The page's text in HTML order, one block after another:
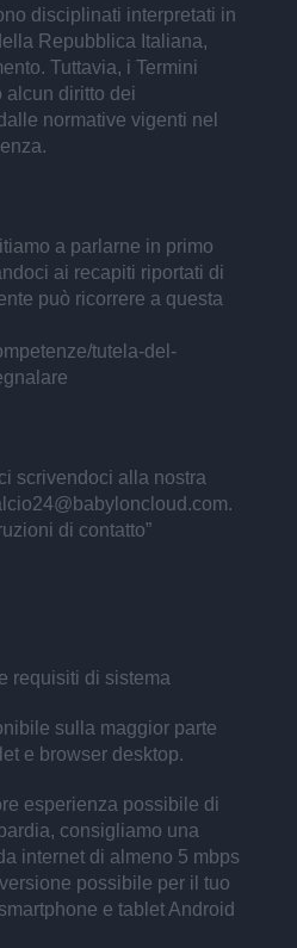
disciplinati interpretati in
Repubblica Italiana,
Tuttavia, i Termini
alcun diritto dei
normative vigenti nel
a parlarne in primo
ai recapiti riportati di
può ricorrere a questa
tutela-del-
scrivendoci alla nostra
di contatto”
requisiti di sistema
sulla maggior parte
e browser desktop.
esperienza possibile di
consigliamo una
internet di almeno 5 mbps
possibile per il tuo
e tablet Android